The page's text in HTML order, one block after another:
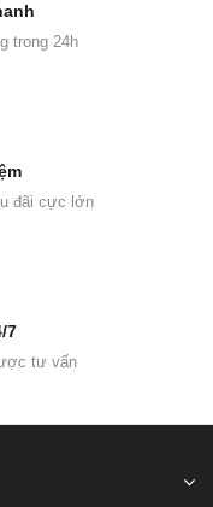
trong 24h
đãi cực lớn
7
tư vấn